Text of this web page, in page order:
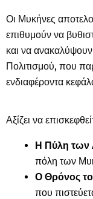
Οι Μυκήνες
επιθυμούν να
και να
Πολιτισμού, που
ενδιαφέροντα
Αξίζει να
Η Πύλη των
πόλη των
Ο Θρόνος
που